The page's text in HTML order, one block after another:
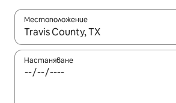
Местоположение
Когато резултатите се покажат,
Настаняване